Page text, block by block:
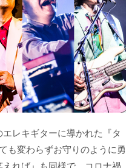
レキギターに導かれた『タ
も変わらずお守りのように勇